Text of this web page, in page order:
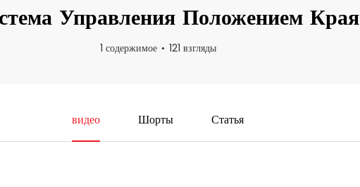
Управления Положением Края
1 содержимое 121 взгляды
видео Шорты Статья